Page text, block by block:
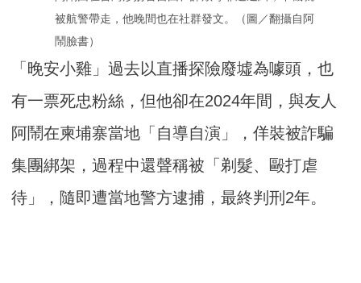
被航警帶走，他晚間也在社群發文。（圖／翻攝自阿
鬧臉書）
「晚安小雞」過去以直播探險廢墟為噱頭，也
有一票死忠粉絲，但他卻在2024年間，與友人
阿鬧在柬埔寨當地「自導自演」，佯裝被詐騙
集團綁架，過程中還聲稱被「剃髮、毆打虐
待」，隨即遭當地警方逮捕，最終判刑2年。